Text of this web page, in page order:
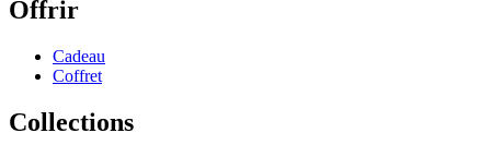
Offrir
Cadeau
Coffret
Collections